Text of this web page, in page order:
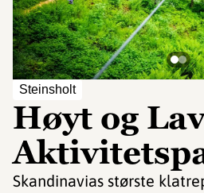
Steinsholt
Høyt og
Skandinavias største